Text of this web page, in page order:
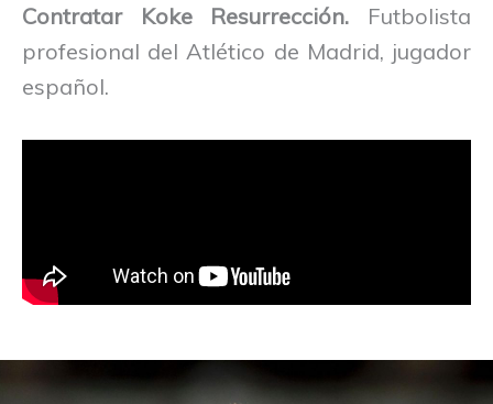
Contratar Koke Resurrección. Futbolista
profesional del Atlético de Madrid, jugador
español.